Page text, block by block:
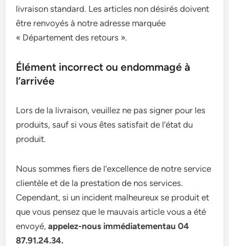
livraison standard. Les articles non désirés doivent
être renvoyés à notre adresse marquée
« Département des retours ».
Élément incorrect ou endommagé à
l’arrivée
Lors de la livraison, veuillez ne pas signer pour les
produits, sauf si vous êtes satisfait de l’état du
produit.
Nous sommes fiers de l’excellence de notre service
clientèle et de la prestation de nos services.
Cependant, si un incident malheureux se produit et
que vous pensez que le mauvais article vous a été
envoyé,appelez-nous immédiatementau 04
87.91.24.34.